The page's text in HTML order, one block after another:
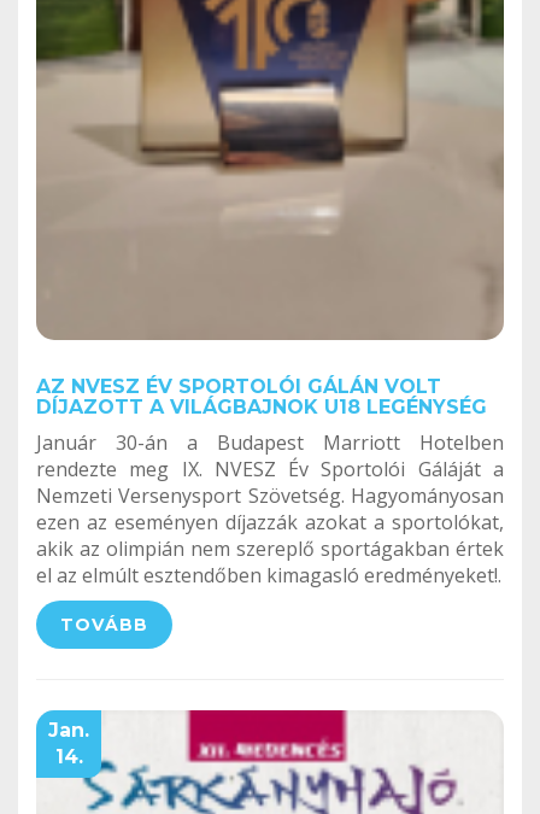
AZ NVESZ ÉV SPORTOLÓI GÁLÁN VOLT
DÍJAZOTT A VILÁGBAJNOK U18 LEGÉNYSÉG
Január 30-án a Budapest Marriott Hotelben
rendezte meg IX. NVESZ Év Sportolói Gáláját a
Nemzeti Versenysport Szövetség. Hagyományosan
ezen az eseményen díjazzák azokat a sportolókat,
akik az olimpián nem szereplő sportágakban értek
el az elmúlt esztendőben kimagasló eredményeket!.
TOVÁBB
Jan.
14.